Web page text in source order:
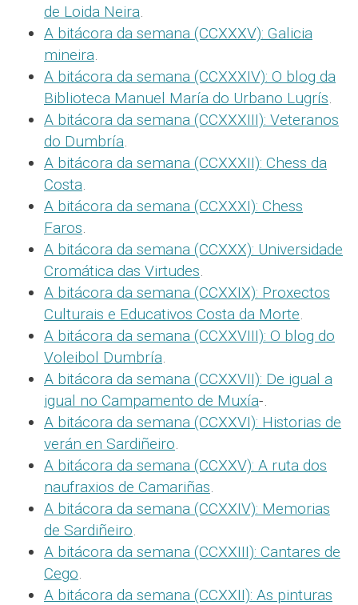
de Loida Neira
A bitácora da semana (CCXXXV): Galicia
mineira
A bitácora da semana (CCXXXIV): O blog da
Biblioteca Manuel María do Urbano Lugrís
A bitácora da semana (CCXXXIII): Veteranos
do Dumbría
A bitácora da semana (CCXXXII): Chess da
Costa
A bitácora da semana (CCXXXI): Chess
Faros
A bitácora da semana (CCXXX): Universidade
Cromática das Virtudes
A bitácora da semana (CCXXIX): Proxectos
Culturais e Educativos Costa da Morte
A bitácora da semana (CCXXVIII): O blog do
Voleibol Dumbría
A bitácora da semana (CCXXVII): De igual a
igual no Campamento de Muxía-.
A bitácora da semana (CCXXVI): Historias de
verán en Sardiñeiro
A bitácora da semana (CCXXV): A ruta dos
naufraxios de Camariñas
A bitácora da semana (CCXXIV): Memorias
de Sardiñeiro
A bitácora da semana (CCXXIII): Cantares de
Cego
A bitácora da semana (CCXXII): As pinturas